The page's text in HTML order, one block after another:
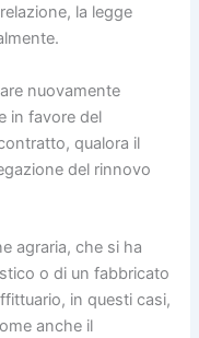
la legge
nuovamente
in favore del
qualora il
del rinnovo
agraria, che si ha
o di un fabbricato
in questi casi,
anche il